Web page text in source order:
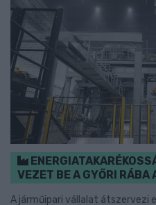
VEZET BE A GYŐRI RÁBA
A járműipari vállalat átszervezi